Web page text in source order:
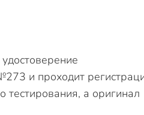
и проходит
а оригинал